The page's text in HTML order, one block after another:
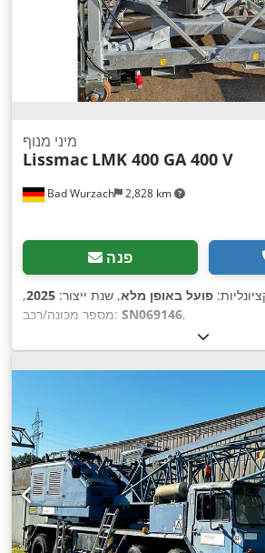
Bad Wurzach 2,828 km
מיני מנוף
Lissmac LMK 400 GA 400 V
פנה
פועל באופן מלא, שנת ייצור: 2025
,
מספר מכונה/רכב: SN069146,